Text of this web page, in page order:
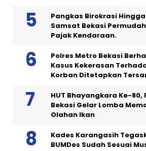
Pangkas Birokrasi
Samsat Bekasi
Pajak Kendaraan.
Polres Metro Bekasi
Kasus Kekerasan
Korban Ditetapkan
HUT Bhayangkara Ke-80,
Bekasi Gelar Lomba
Olahan Ikan
Kades Karangasih
BUMDes Sudah Sesuai